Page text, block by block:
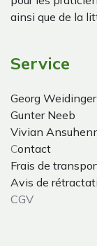
ainsi que de la
Service
Georg Weidinger
Gunter Neeb
Vivian
Contact
Frais de
Avis de
CGV